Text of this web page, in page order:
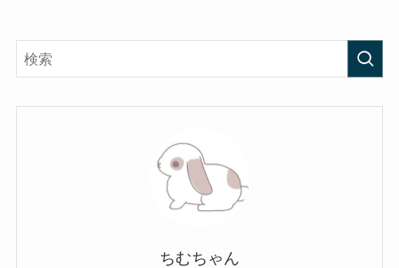
ちむちゃん